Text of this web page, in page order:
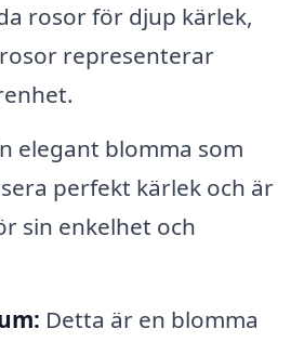
rosor för djup kärlek,
representerar
elegant blomma som
perfekt kärlek och är
sin enkelhet och
Detta är en blomma